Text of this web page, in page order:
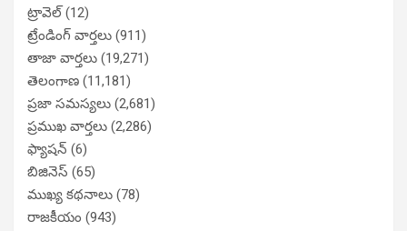
ట్రావెల్(12)
ట్రేండింగ్ వార్తలు (911)
తాజా వార్తలు (19,271)
తెలంగాణ (11,181)
ప్రజా సమస్యలు (2,681)
ప్రముఖ వార్తలు (2,286)
ఫ్యాషన్ (6)
బిజినెస్ (65)
ముఖ్య కథనాలు (78)
రాజకీయం (943)